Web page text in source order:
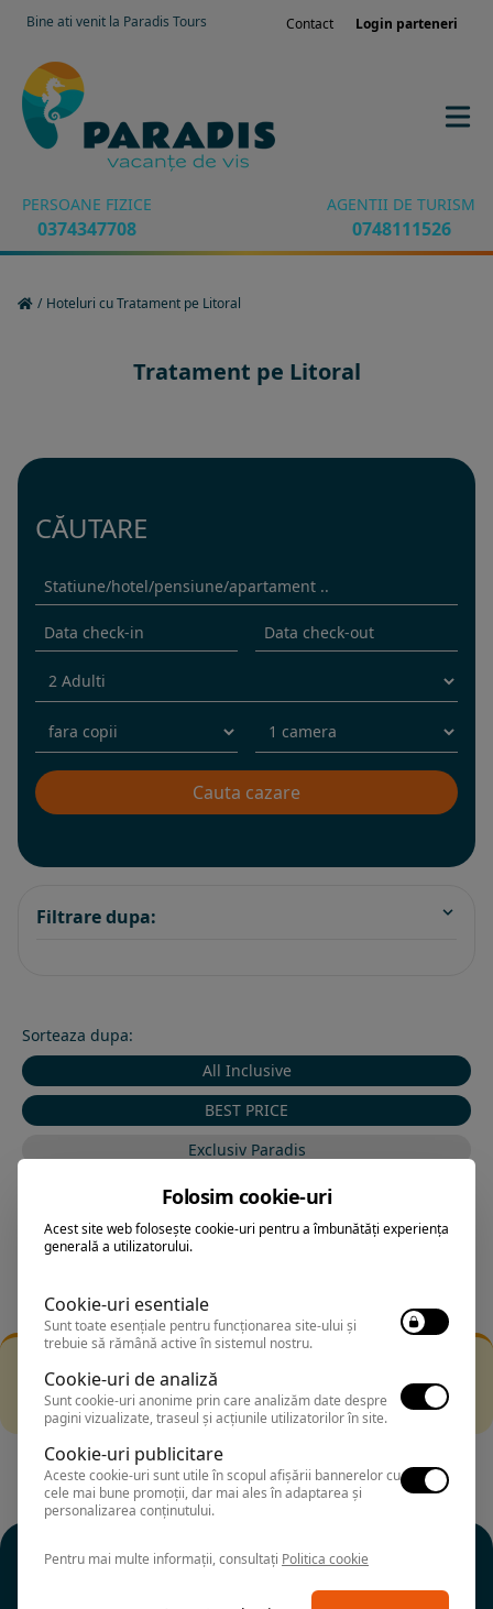
Bine ati venit la Paradis Tours Contact Login parteneri
PERSOANE FIZICE
0374347708
AGENTII DE TURISM
0748111526
/ Hoteluri cu Tratament pe Litoral
Tratament pe Litoral
CĂUTARE
Filtrare dupa:
Sorteaza dupa:
All Inclusive
BEST PRICE
Exclusiv Paradis
Stele 1-5
Stele 5-1
Incearca sa folosesti o cautarea mai generala sau alege
alte fitre.
Folosim cookie-uri
Acest site web folosește cookie-uri pentru a îmbunătăți experiența
generală a utilizatorului.
Cookie-uri esentiale
Sunt toate esențiale pentru funcționarea site-ului și
trebuie să rămână active în sistemul nostru.
Cookie-uri de analiză
Sunt cookie-uri anonime prin care analizăm date despre
pagini vizualizate, traseul și acțiunile utilizatorilor în site.
Cookie-uri publicitare
Aceste cookie-uri sunt utile în scopul afișării bannerelor cu
cele mai bune promoții, dar mai ales în adaptarea și
personalizarea conținutului.
Pentru mai multe informații, consultați Politica cookie